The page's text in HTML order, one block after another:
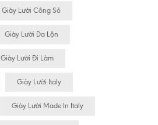
Giày Lười Công Sỏ
Giày Lười Da Lộn
Giày Lười Đi Làm
Giày Lười Italy
Giày Lười Made In Italy